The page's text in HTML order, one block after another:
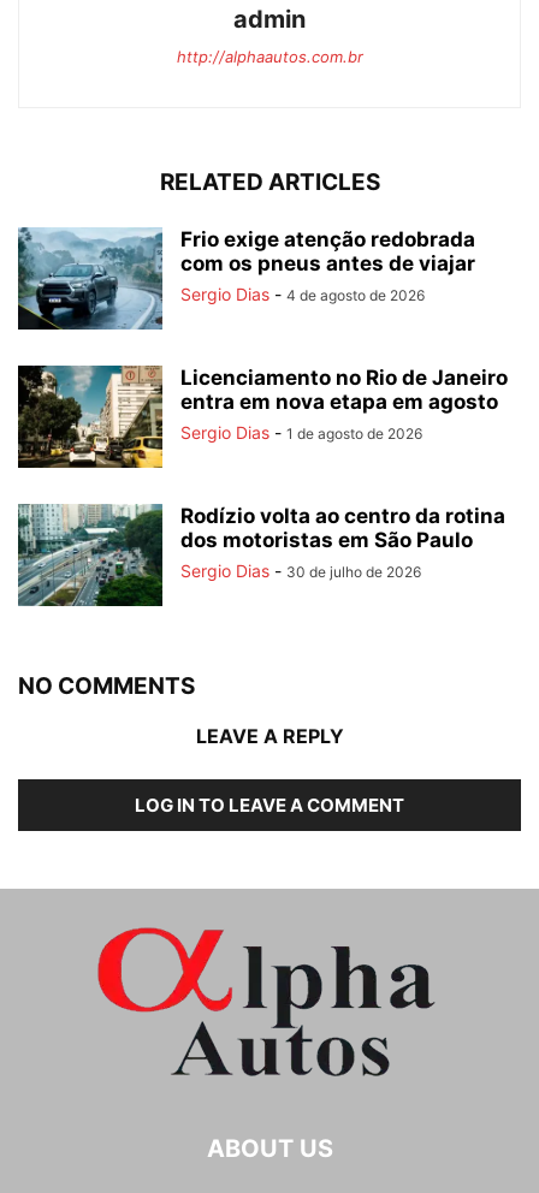
admin
http://alphaautos.com.br
RELATED ARTICLES
Frio exige atenção redobrada
com os pneus antes de viajar
Sergio Dias - 4 de agosto de 2026
Licenciamento no Rio de Janeiro
entra em nova etapa em agosto
Sergio Dias - 1 de agosto de 2026
Rodízio volta ao centro da rotina
dos motoristas em São Paulo
Sergio Dias - 30 de julho de 2026
NO COMMENTS
LEAVE A REPLY
LOG IN TO LEAVE A COMMENT
ABOUT US